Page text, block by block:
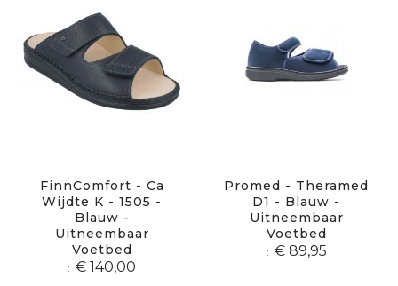
FinnComfort - Ca
Wijdte K - 1505 -
Blauw -
Uitneembaar
Voetbed
€ 140,00
Promed - Theramed
D1 - Blauw -
Uitneembaar
Voetbed
€ 89,95